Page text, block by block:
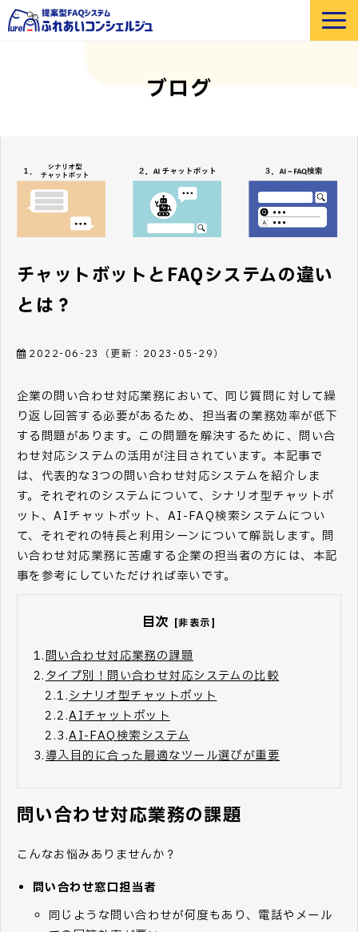
機能紹介
導入事例
セミナー
よくあるご質問
ブログ
チャットボットとFAQシステムの違い
とは？
2022-06-23 （更新： 2023-05-29）
企業の問い合わせ対応業務において、同じ質問に対して繰
り返し回答する必要があるため、担当者の業務効率が低下
する問題があります。この問題を解決するために、問い合
わせ対応システムの活用が注目されています。本記事で
は、代表的な3つの問い合わせ対応システムを紹介しま
す。それぞれのシステムについて、シナリオ型チャットボ
ット、AIチャットボット、AI-FAQ検索システムについ
て、それぞれの特長と利用シーンについて解説します。問
い合わせ対応業務に苦慮する企業の担当者の方には、本記
事を参考にしていただければ幸いです。
目次 [非表示]
1.問い合わせ対応業務の課題
2.タイプ別！問い合わせ対応システムの比較
2.1.シナリオ型チャットボット
2.2.AIチャットボット
2.3.AI-FAQ検索システム
3.導入目的に合った最適なツール選びが重要
問い合わせ対応業務の課題
こんなお悩みありませんか？
問い合わせ窓口担当者
同じような問い合わせが何度もあり、電話やメール